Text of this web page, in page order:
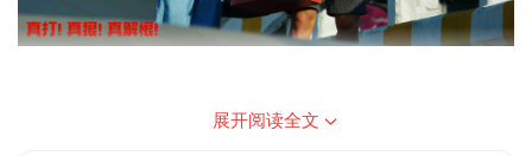
展开阅读全文